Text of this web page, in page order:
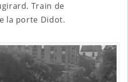
Train de
la porte Didot.